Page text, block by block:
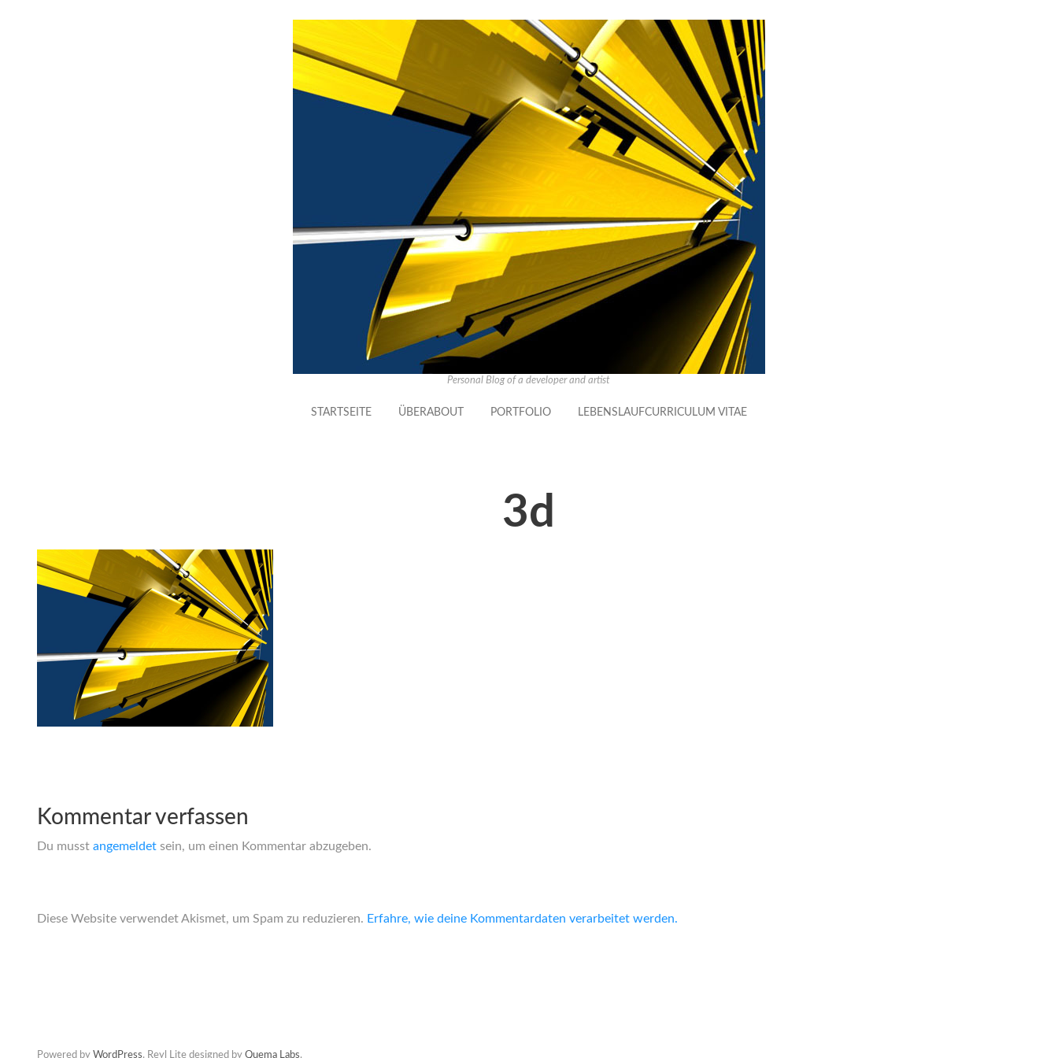
Personal Blog of a developer and artist
STARTSEITE ÜBERABOUT PORTFOLIO LEBENSLAUFCURRICULUM VITAE
3d
Kommentar verfassen
Du musst angemeldetsein, um einen Kommentar abzugeben.
Diese Website verwendet Akismet, um Spam zu reduzieren. Erfahre, wie deine Kommentardaten verarbeitet werden.
Powered by WordPress. Reyl Lite designed by Quema Labs.